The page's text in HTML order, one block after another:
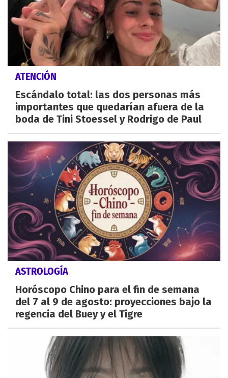
ATENCIÓN
Escándalo total: las dos personas más
importantes que quedarían afuera de la
boda de Tini Stoessel y Rodrigo de Paul
ASTROLOGÍA
Horóscopo Chino para el fin de semana
del 7 al 9 de agosto: proyecciones bajo la
regencia del Buey y el Tigre